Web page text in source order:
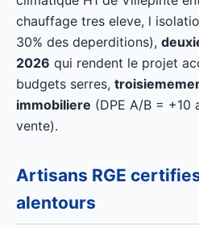
chauffage tres eleve, l
30% des deperditions),
2026 qui rendent le projet
budgets serres,
immobiliere (DPE A/B = +10
vente).
Artisans RGE
alentours